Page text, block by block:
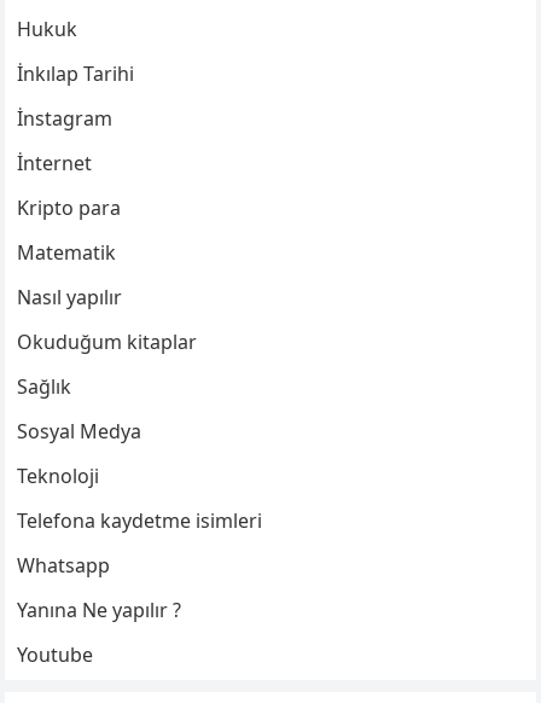
Hukuk
İnkılap Tarihi
İnstagram
İnternet
Kripto para
Matematik
Nasıl yapılır
Okuduğum kitaplar
Sağlık
Sosyal Medya
Teknoloji
Telefona kaydetme isimleri
Whatsapp
Yanına Ne yapılır ?
Youtube